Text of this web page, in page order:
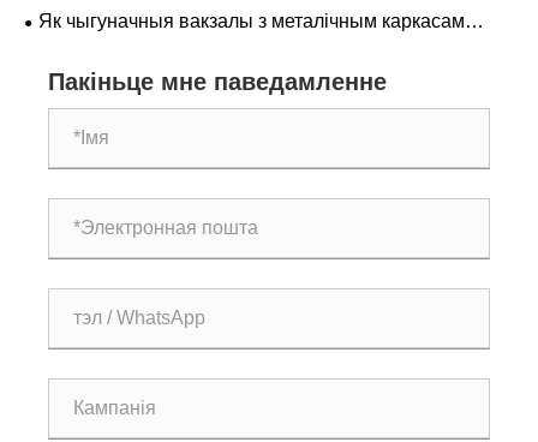
важныя для сучасных стадыёнаў
Як чыгуначныя вакзалы з металічным каркасам
цягніках
Пакіньце мне паведамленне